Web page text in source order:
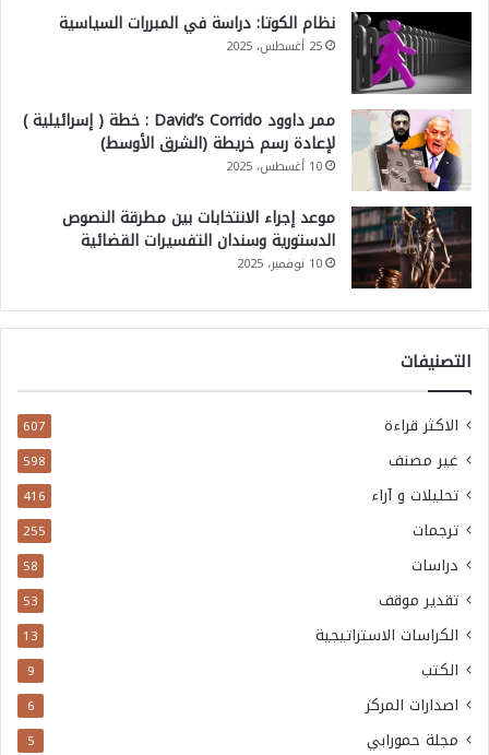
نظام الكوتا: دراسة في المبررات السياسية
25 أغسطس، 2025
ممر داوود David’s Corrido : خطة ( إسرائيلية )
لإعادة رسم خريطة (الشرق الأوسط)
10 أغسطس، 2025
موعد إجراء الانتخابات بين مطرقة النصوص
الدستورية وسندان التفسيرات القضائية
10 نوفمبر، 2025
التصنيفات
الاكثر قراءة 607
غير مصنف 598
تحليلات و آراء 416
ترجمات 255
دراسات 58
تقدير موقف 53
الكراسات الاستراتيجية 13
الكتب 9
اصدارات المركز 6
مجلة حمورابي 5